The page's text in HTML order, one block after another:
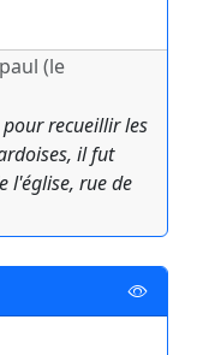
(le
recueillir les
il fut
l'église, rue de